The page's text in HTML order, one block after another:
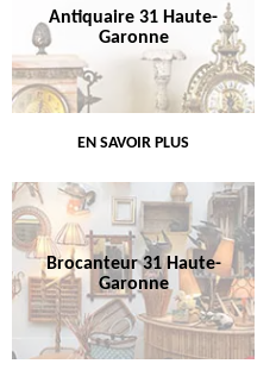
Antiquaire 31 Haute-
Garonne
EN SAVOIR PLUS
Brocanteur 31 Haute-
Garonne